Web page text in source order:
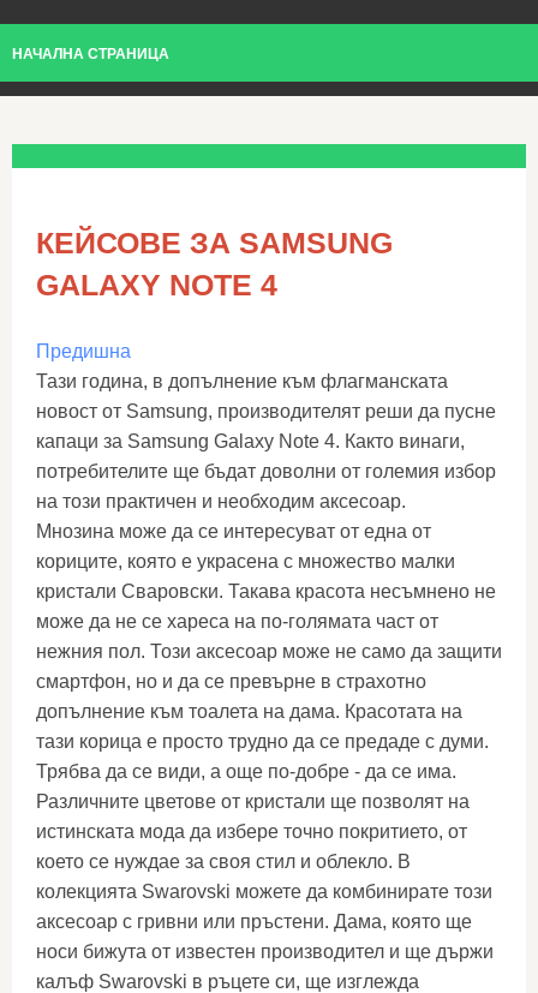
НАЧАЛНА СТРАНИЦА
КЕЙСОВЕ ЗА SAMSUNG
GALAXY NOTE 4
Предишна
Тази година, в допълнение към флагманската
новост от Samsung, производителят реши да пусне
капаци за Samsung Galaxy Note 4. Както винаги,
потребителите ще бъдат доволни от големия избор
на този практичен и необходим аксесоар.
Мнозина може да се интересуват от една от
кориците, която е украсена с множество малки
кристали Сваровски. Такава красота несъмнено не
може да не се хареса на по-голямата част от
нежния пол. Този аксесоар може не само да защити
смартфон, но и да се превърне в страхотно
допълнение към тоалета на дама. Красотата на
тази корица е просто трудно да се предаде с думи.
Трябва да се види, а още по-добре - да се има.
Различните цветове от кристали ще позволят на
истинската мода да избере точно покритието, от
което се нуждае за своя стил и облекло. В
колекцията Swarovski можете да комбинирате този
аксесоар с гривни или пръстени. Дама, която ще
носи бижута от известен производител и ще държи
калъф Swarovski в ръцете си, ще изглежда